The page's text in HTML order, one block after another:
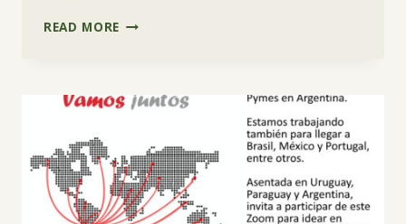
READ MORE ¡MUCHAS